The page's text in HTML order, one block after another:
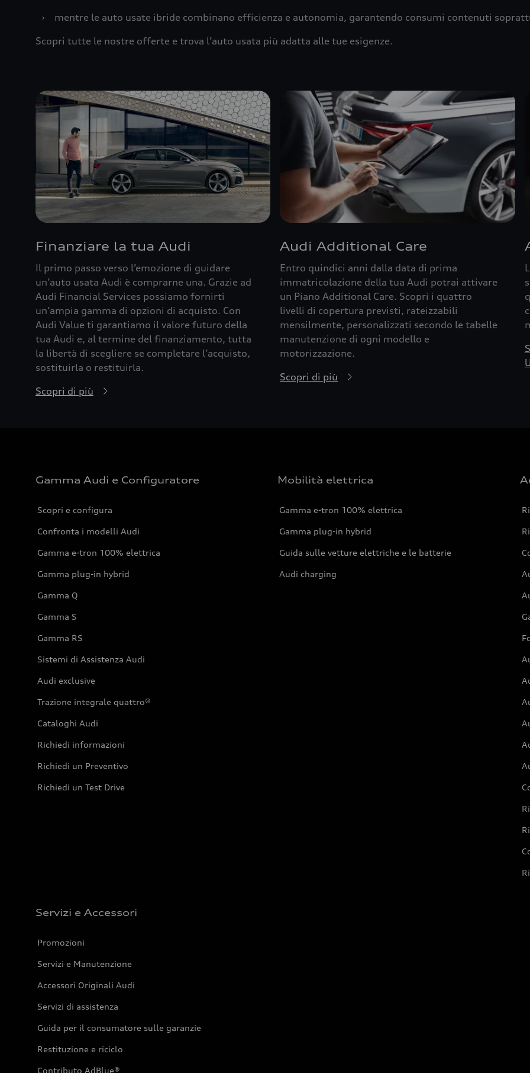
›
mentre le auto usate ibride combinano efficienza e autonomia, garantendo consumi contenuti
Scopri tutte le nostre offerte e trova l’auto usata più adatta alle tue esigenze.
Finanziare la tua Audi
Il primo passo verso l’emozione di guidare
un’auto usata Audi è comprarne una. Grazie ad
Audi Financial Services possiamo fornirti
un’ampia gamma di opzioni di acquisto. Con
Audi Value ti garantiamo il valore futuro della
tua Audi e, al termine del finanziamento, tutta
la libertà di scegliere se completare l’acquisto,
sostituirla o restituirla.
Scopri di più
Audi Additional Care
Entro quindici anni dalla data di prima
immatricolazione della tua Audi potrai attivare
un Piano Additional Care. Scopri i quattro
livelli di copertura previsti, rateizzabili
mensilmente, personalizzati secondo le tabelle
manutenzione di ogni modello e
motorizzazione.
Scopri di più
Gamma Audi e Configuratore
Scopri e configura
Confronta i modelli Audi
Gamma e-tron 100% elettrica
Gamma plug-in hybrid
Gamma Q
Gamma S
Gamma RS
Sistemi di Assistenza Audi
Audi exclusive
Trazione integrale quattro®
Cataloghi Audi
Richiedi informazioni
Richiedi un Preventivo
Richiedi un Test Drive
Mobilità elettrica
Gamma e-tron 100% elettrica
Gamma plug-in hybrid
Guida sulle vetture elettriche e le batterie
Audi charging
Servizi e Accessori
Promozioni
Servizi e Manutenzione
Accessori Originali Audi
Servizi di assistenza
Guida per il consumatore sulle garanzie
Restituzione e riciclo
Contributo AdBlue®